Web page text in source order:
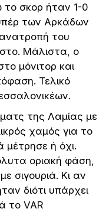
το σκορ ήταν 1-0
των Αρκάδων
του
Μάλιστα, ο
μόνιτορ και
Τελικό
της Λαμίας με
χαμός για το
ή όχι.
οριακή φάση,
σιγουριά. Κι αν
διότι υπάρχει
το VAR